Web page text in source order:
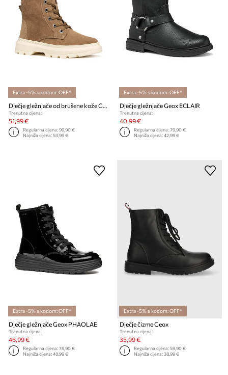
Extra -5% s kodom: OFF*
Dječje gležnjače od brušene kože Geox KIDDARTAH
Trenutna cijena:
51,99 €
Regularna cijena:99,90 €
Najniža cijena:53,99 €
Extra -5% s kodom: OFF*
Dječje gležnjače Geox ECLAIR
Trenutna cijena:
40,99 €
Regularna cijena:79,90 €
Najniža cijena:42,99 €
Extra -5% s kodom: OFF*
Dječje gležnjače Geox PHAOLAE
Trenutna cijena:
46,99 €
Regularna cijena:79,90 €
Najniža cijena:48,99 €
Extra -5% s kodom: OFF*
Dječje čizme Geox
Trenutna cijena:
35,99 €
Regularna cijena:59,90 €
Najniža cijena:38,99 €